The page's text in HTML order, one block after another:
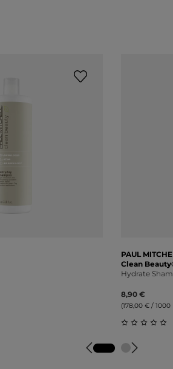
PAUL
Clean
Hydrate
8,90 €
(178,00 € /